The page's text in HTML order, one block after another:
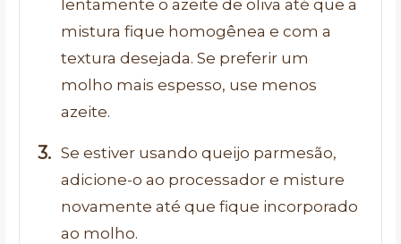
lentamente o azeite de oliva até que a
mistura fique homogênea e com a
textura desejada. Se preferir um
molho mais espesso, use menos
azeite.
Se estiver usando queijo parmesão,
adicione-o ao processador e misture
novamente até que fique incorporado
ao molho.